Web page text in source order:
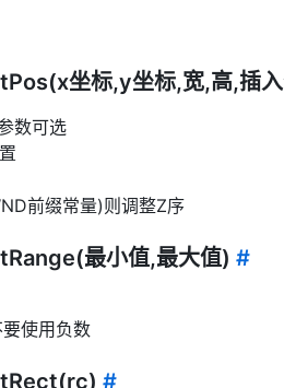
坐标,y坐标,宽,高,插
数可选
前缀常量)则调整Z序
最小值,最大值) #
使用负数
#